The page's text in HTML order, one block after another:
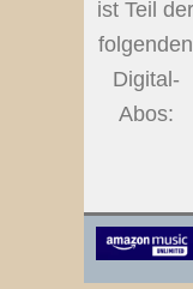
ist Teil der
folgenden
Digital-
Abos: